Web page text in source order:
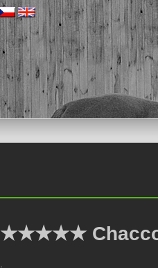
★★★★★